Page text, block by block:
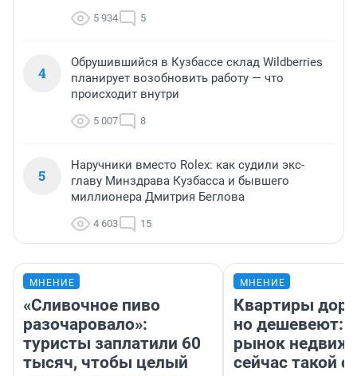
5 934 5
4
Обрушившийся в Кузбассе склад Wildberries
планирует возобновить работу — что
происходит внутри
5 007 8
5
Наручники вместо Rolex: как судили экс-
главу Минздрава Кузбасса и бывшего
миллионера Дмитрия Беглова
4 603 15
МНЕНИЕ
«Сливочное пиво
разочаровало»:
туристы заплатили 60
тысяч, чтобы целый
МНЕНИЕ
Квартиры
но дешевеют:
рынок
сейчас такой